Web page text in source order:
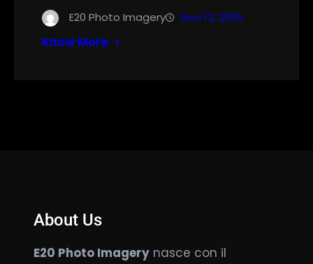
E20 Photo Imagery Nov 13, 2025
Know More
About Us
E20 Photo Imagery nasce con il